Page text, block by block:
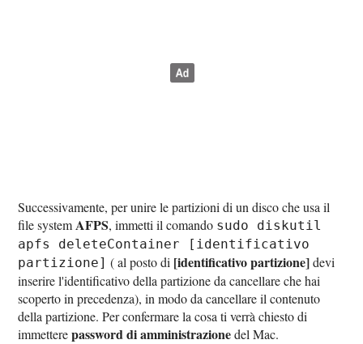
Successivamente, per unire le partizioni di un disco che usa il
file system AFPS, immetti il comando sudo diskutil
apfs deleteContainer [identificativo
partizione] ( al posto di [identificativo partizione]devi
inserire l'identificativo della partizione da cancellare che hai
scoperto in precedenza), in modo da cancellare il contenuto
della partizione. Per confermare la cosa ti verrà chiesto di
immetterepassword di amministrazionedel Mac.